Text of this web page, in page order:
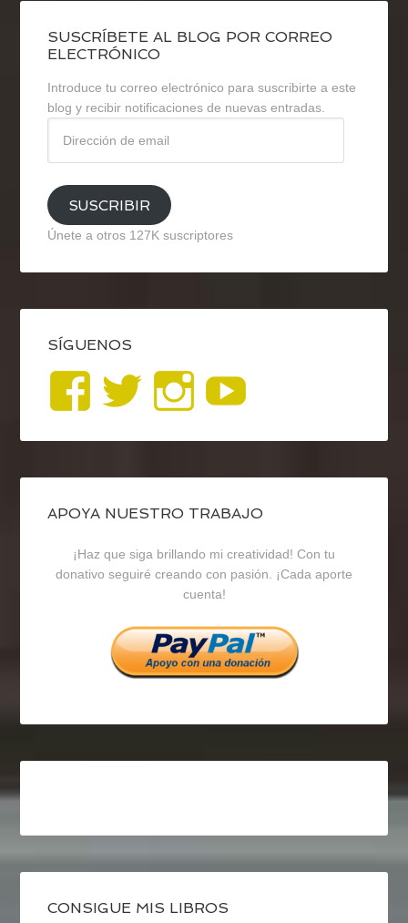
SUSCRÍBETE AL BLOG POR CORREO
ELECTRÓNICO
Introduce tu correo electrónico para suscribirte a este
blog y recibir notificaciones de nuevas entradas.
email
SUSCRIBIR
Únete a otros 127K suscriptores
SÍGUENOS
Ver
perfil
de
blogrecursosep
en
Facebook
Ver
perfil
de
recursosep
en
Twitter
Ver
perfil
de
recursosep
en
Instagram
APOYA NUESTRO TRABAJO
¡Haz que siga brillando mi creatividad! Con tu
donativo seguiré creando con pasión. ¡Cada aporte
cuenta!
CONSIGUE MIS LIBROS